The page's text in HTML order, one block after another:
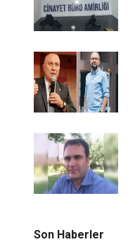
Son Haberler